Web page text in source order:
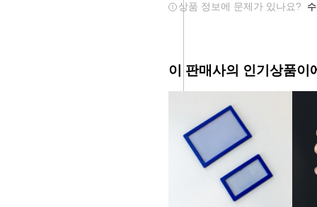
상품 정보에 문제가 있나요?
이 판매사의 인기상품이